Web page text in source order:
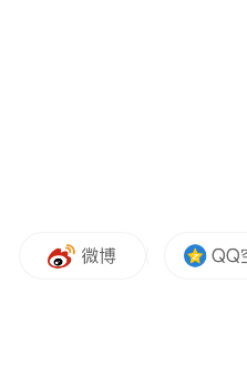
动区域消费，收取企